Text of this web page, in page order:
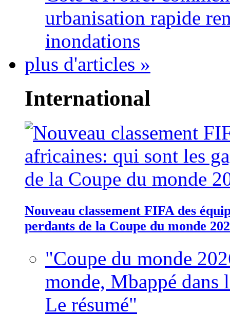
urbanisation rapide
inondations
plus d'articles »
International
Nouveau classement FIFA des
perdants de la Coupe du monde
"Coupe du monde
monde, Mbappé dans
Le résumé"